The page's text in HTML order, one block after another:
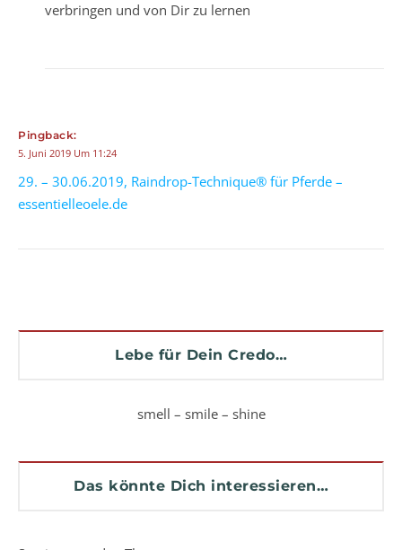
verbringen und von Dir zu lernen
Pingback:
5. Juni 2019 Um 11:24
29. – 30.06.2019, Raindrop-Technique® für Pferde –
essentielleoele.de
Lebe für Dein Credo…
smell – smile – shine
Das könnte Dich interessieren…